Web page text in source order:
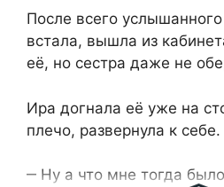
После всего
встала, вышла из
её, но сестра даже не
Ира догнала её уже на
плечо, развернула к себе.
‒ Ну а что мне тогда